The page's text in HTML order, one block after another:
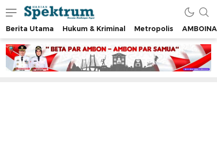
spektrumonline.com
Berita Utama Hukum & Kriminal Metropolis AMBOINA